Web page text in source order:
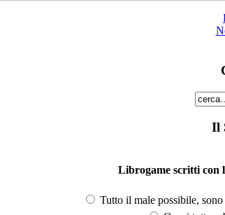
Il
Librogame scritti con
Tutto il male possibile,